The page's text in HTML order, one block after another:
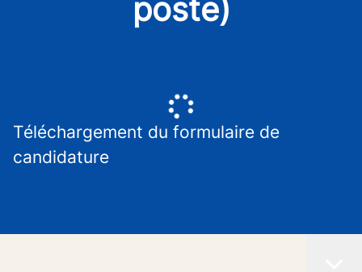
poste)
Téléchargement du formulaire de
candidature